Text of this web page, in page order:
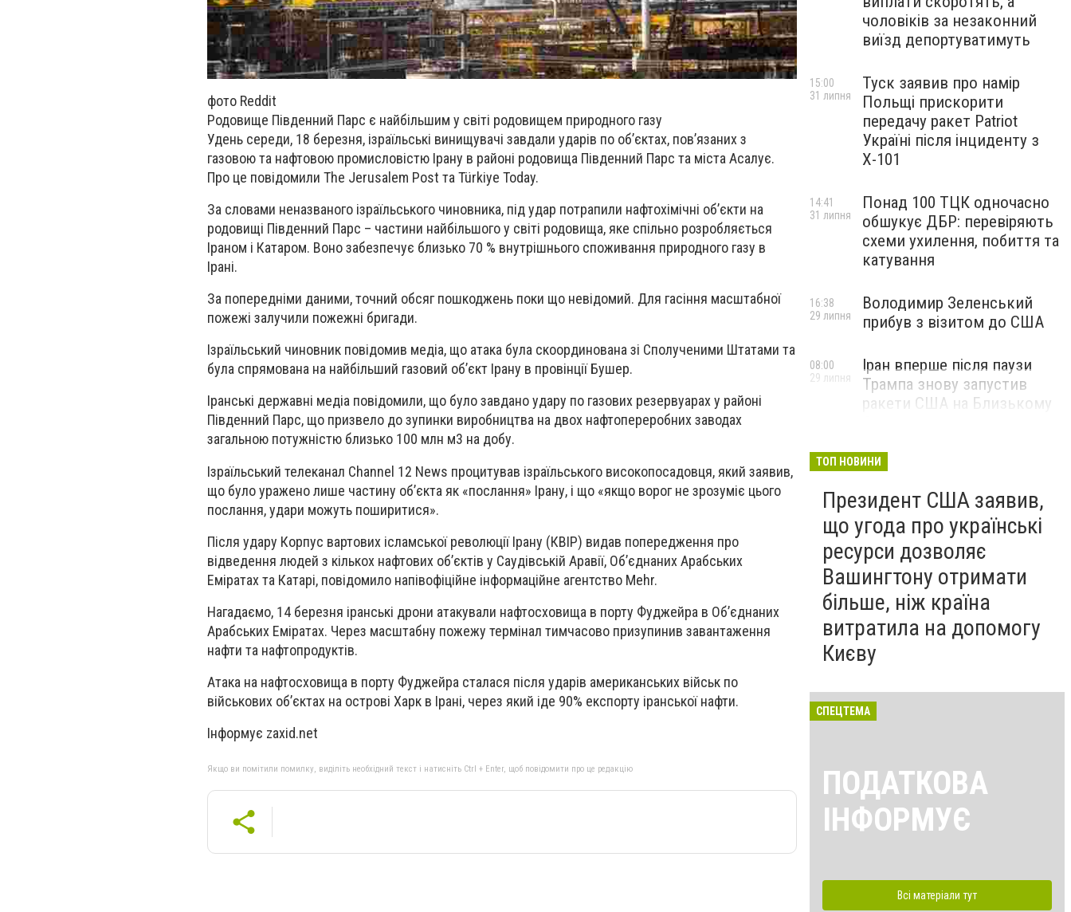
фото Reddit
Родовище Південний Парс є найбільшим у світі родовищем природного газу
Удень середи, 18 березня, ізраїльські винищувачі завдали ударів по об’єктах, пов’язаних з
газовою та нафтовою промисловістю Ірану в районі родовища Південний Парс та міста Асалує.
Про це повідомили The Jerusalem Post та Türkiye Today.
За словами неназваного ізраїльського чиновника, під удар потрапили нафтохімічні об’єкти на
родовищі Південний Парс – частини найбільшого у світі родовища, яке спільно розробляється
Іраном і Катаром. Воно забезпечує близько 70 % внутрішнього споживання природного газу в
Ірані.
За попередніми даними, точний обсяг пошкоджень поки що невідомий. Для гасіння масштабної
пожежі залучили пожежні бригади.
Ізраїльський чиновник повідомив медіа, що атака була скоординована зі Сполученими Штатами та
була спрямована на найбільший газовий об’єкт Ірану в провінції Бушер.
Іранські державні медіа повідомили, що було завдано удару по газових резервуарах у районі
Південний Парс, що призвело до зупинки виробництва на двох нафтопереробних заводах
загальною потужністю близько 100 млн м3 на добу.
Ізраїльський телеканал Channel 12 News процитував ізраїльського високопосадовця, який заявив,
що було уражено лише частину об’єкта як «послання» Ірану, і що «якщо ворог не зрозуміє цього
послання, удари можуть поширитися».
Після удару Корпус вартових ісламської революції Ірану (КВІР) видав попередження про
відведення людей з кількох нафтових об’єктів у Саудівській Аравії, Об’єднаних Арабських
Еміратах та Катарі, повідомило напівофіційне інформаційне агентство Mehr.
Нагадаємо, 14 березня іранські дрони атакували нафтосховища в порту Фуджейра в Об’єднаних
Арабських Еміратах. Через масштабну пожежу термінал тимчасово призупинив завантаження
нафти та нафтопродуктів.
Атака на нафтосховища в порту Фуджейра сталася після ударів американських військ по
військових об’єктах на острові Харк в Ірані, через який іде 90% експорту іранської нафти.
Інформує zaxid.net
Якщо ви помітили помилку, виділіть необхідний текст і натисніть Ctrl + Enter, щоб повідомити про це редакцію
чоловіків за незаконний
виїзд депортуватимуть
Туск заявив про намір
Польщі прискорити
передачу ракет Patriot
Україні після інциденту з
Х-101
15:00
31 липня
Понад 100 ТЦК одночасно
обшукує ДБР: перевіряють
схеми ухилення, побиття та
катування
14:41
31 липня
Володимир Зеленський
прибув з візитом до США
16:38
29 липня
Іран вперше після паузи
Трампа знову запустив
ракети США на Близькому
08:00
29 липня
ТОП НОВИНИ
Президент США заявив,
що угода про українські
ресурси дозволяє
Вашингтону отримати
більше, ніж країна
витратила на допомогу
Києву
СПЕЦТЕМА
ПОДАТКОВА
ІНФОРМУЄ
Всі матеріали тут